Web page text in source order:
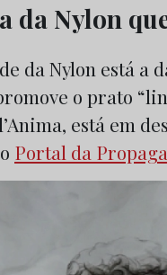
da Nylon
da Nylon está a
o prato
está em
Portal da